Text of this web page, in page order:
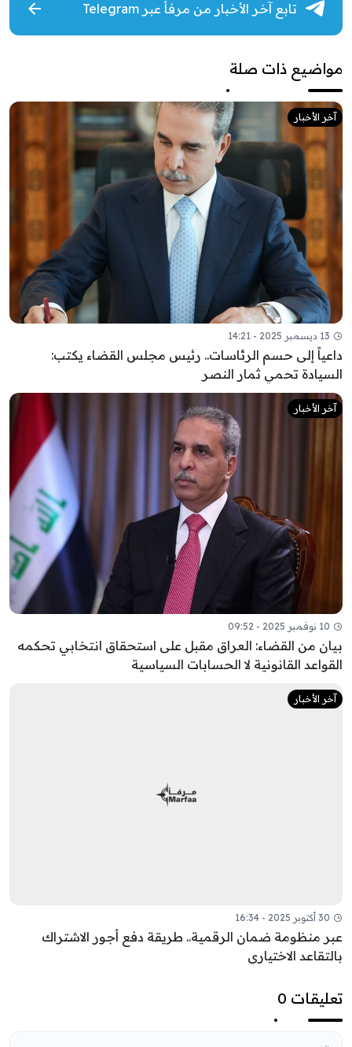
تابع آخر الأخبار من مرفأ عبر Telegram
مواضيع ذات صلة
آخر الأخبار
13 ديسمبر 2025 - 14:21
داعياً إلى حسم الرئاسات.. رئيس مجلس القضاء يكتب:
السيادة تحمي ثمار النصر
آخر الأخبار
10 نوفمبر 2025 - 09:52
بيان من القضاء: العراق مقبل على استحقاق انتخابي تحكمه
القواعد القانونية لا الحسابات السياسية
آخر الأخبار
30 أكتوبر 2025 - 16:34
عبر منظومة ضمان الرقمية.. طريقة دفع أجور الاشتراك
بالتقاعد الاختياري
تعليقات 0